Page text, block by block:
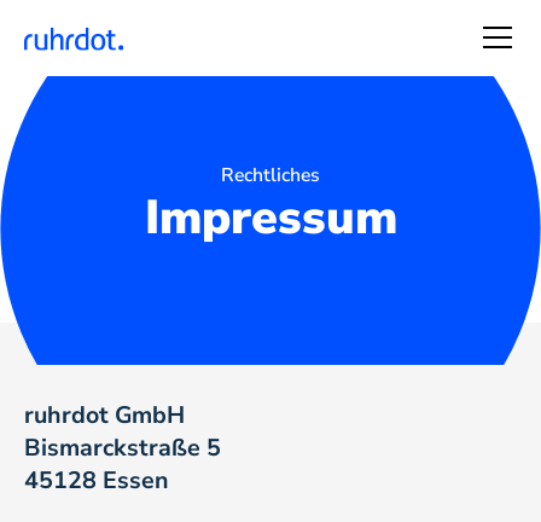
Rechtliches
Impressum
ruhrdot GmbH
Bismarckstraße 5
45128 Essen